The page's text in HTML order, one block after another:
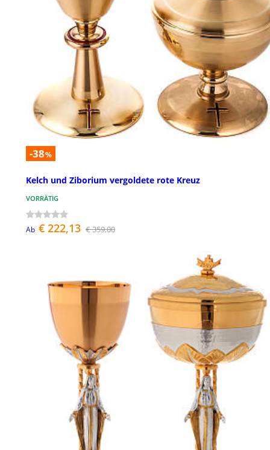
-38%
Kelch und Ziborium vergoldete rote Kreuz
VORRÄTIG
Ab € 222,13 € 359,00